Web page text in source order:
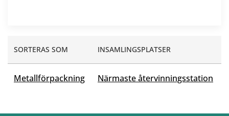
SORTERAS SOM INSAMLINGSPLATSER
Metallförpackning Närmaste återvinningsstation